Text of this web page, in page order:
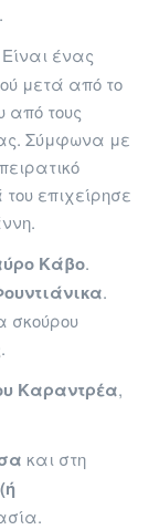
.
Είναι ένας
μετά από το
από τους
Σύμφωνα με
επιχείρησε
Κάβο.
.
σκούρου
Καραντρέα,
και στη